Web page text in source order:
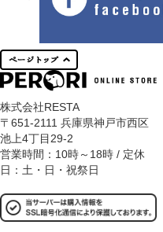
株式会社RESTA
〒651-2111 兵庫県神戸市西区
池上4丁目29-2
営業時間：10時～18時 / 定休
日：土・日・祝祭日